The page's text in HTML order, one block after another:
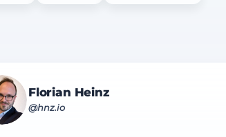
Florian Heinz
@hnz.io